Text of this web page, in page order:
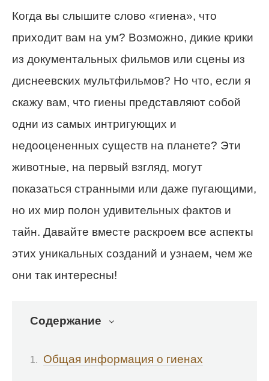
Когда вы слышите слово «гиена», что
приходит вам на ум? Возможно, дикие крики
из документальных фильмов или сцены из
диснеевских мультфильмов? Но что, если я
скажу вам, что гиены представляют собой
одни из самых интригующих и
недооцененных существ на планете? Эти
животные, на первый взгляд, могут
показаться странными или даже пугающими,
но их мир полон удивительных фактов и
тайн. Давайте вместе раскроем все аспекты
этих уникальных созданий и узнаем, чем же
они так интересны!
Содержание
Общая информация о гиенах